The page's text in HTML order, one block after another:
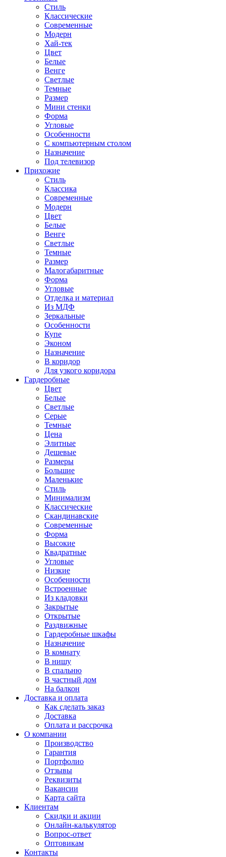
Стиль
Классические
Современные
Модерн
Хай-тек
Цвет
Белые
Венге
Светлые
Темные
Размер
Мини стенки
Форма
Угловые
Особенности
С компьютерным столом
Назначение
Под телевизор
Прихожие
Стиль
Классика
Современные
Модерн
Цвет
Белые
Венге
Светлые
Темные
Размер
Малогабаритные
Форма
Угловые
Отделка и материал
Из МДФ
Зеркальные
Особенности
Купе
Эконом
Назначение
В коридор
Для узкого коридора
Гардеробные
Цвет
Белые
Светлые
Серые
Темные
Цена
Элитные
Дешевые
Размеры
Большие
Маленькие
Стиль
Минимализм
Классические
Скандинавские
Современные
Форма
Высокие
Квадратные
Угловые
Низкие
Особенности
Встроенные
Из кладовки
Закрытые
Открытые
Раздвижные
Гардеробные шкафы
Назначение
В комнату
В нишу
В спальню
В частный дом
На балкон
Доставка и оплата
Как сделать заказ
Доставка
Оплата и рассрочка
О компании
Производство
Гарантия
Портфолио
Отзывы
Реквизиты
Вакансии
Карта сайта
Клиентам
Скидки и акции
Онлайн-калькулятор
Вопрос-ответ
Оптовикам
Контакты